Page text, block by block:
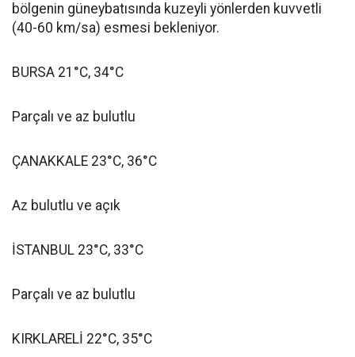
bölgenin güneybatısında kuzeyli yönlerden kuvvetli
(40-60 km/sa) esmesi bekleniyor.
BURSA 21°C, 34°C
Parçalı ve az bulutlu
ÇANAKKALE 23°C, 36°C
Az bulutlu ve açık
İSTANBUL 23°C, 33°C
Parçalı ve az bulutlu
KIRKLARELİ 22°C, 35°C